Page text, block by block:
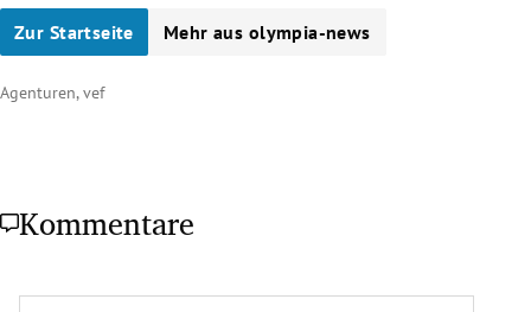
Zur Startseite Mehr aus olympia-news
Agenturen, vef
Kommentare